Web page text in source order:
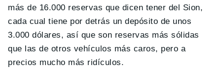
más de 16.000 reservas que dicen tener del Sion,
cada cual tiene por detrás un depósito de unos
3.000 dólares, así que son reservas más sólidas
que las de otros vehículos más caros, pero a
precios mucho más ridículos.